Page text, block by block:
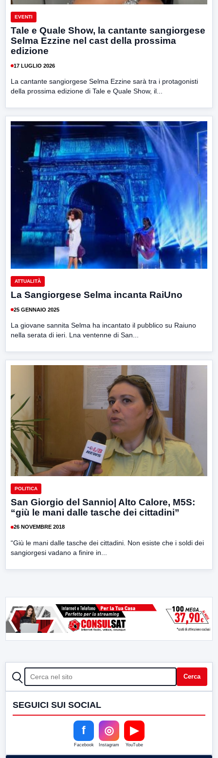
EVENTI
Tale e Quale Show, la cantante sangiorgese
Selma Ezzine nel cast della prossima
edizione
17 LUGLIO 2026
La cantante sangiorgese Selma Ezzine sarà tra i protagonisti
della prossima edizione di Tale e Quale Show, il...
ATTUALITÀ
La Sangiorgese Selma incanta RaiUno
25 GENNAIO 2025
La giovane sannita Selma ha incantato il pubblico su Raiuno
nella serata di ieri. Lna ventenne di San...
POLITICA
San Giorgio del Sannio| Alto Calore, M5S:
“giù le mani dalle tasche dei cittadini”
26 NOVEMBRE 2018
“Giù le mani dalle tasche dei cittadini. Non esiste che i soldi dei
sangiorgesi vadano a finire in...
CERCA Cerca
SEGUICI SUI SOCIAL
f
Facebook
◎
Instagram
▶
YouTube